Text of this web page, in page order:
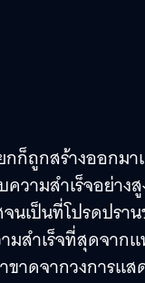
ถูกสร้างออกมา
วามสำเร็จอย่าง
เป็นที่โปรดปรา
มสำเร็จที่สุดจา
าดจากวงการแส